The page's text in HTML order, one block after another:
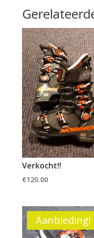
Verkocht!!
€120.00
Aanbieding!